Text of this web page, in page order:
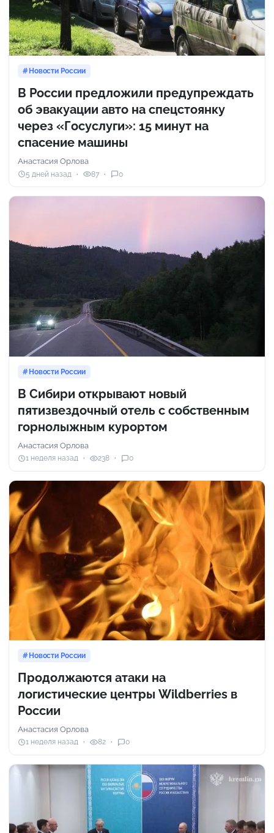
Новости России
В России предложили предупреждать
об эвакуации авто на спецстоянку
через «Госуслуги»: 15 минут на
спасение машины
Анастасия Орлова
5 дней назад 87 0
Новости России
В Сибири открывают новый
пятизвездочный отель с собственным
горнолыжным курортом
Анастасия Орлова
1 неделя назад 238 0
Новости России
Продолжаются атаки на
логистические центры Wildberries в
России
Анастасия Орлова
1 неделя назад 82 0